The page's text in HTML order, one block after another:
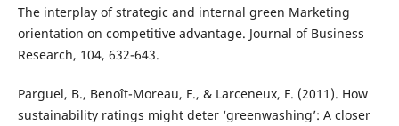
The interplay of strategic and internal green Marketing
orientation on competitive advantage. Journal of Business
Research, 104, 632-643.
Parguel, B., Benoît-Moreau, F., & Larceneux, F. (2011). How
sustainability ratings might deter ‘greenwashing’: A closer